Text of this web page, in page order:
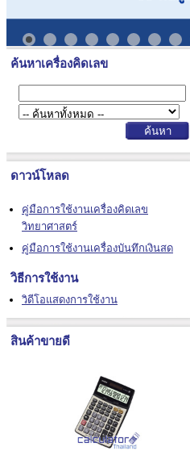
ค้นหาเครื่องคิดเลข
ดาวน์โหลด
คู่มือการใช้งานเครื่องคิดเลข
วิทยาศาสตร์
คู่มือการใช้งานเครื่องบันทึกเงินสด
วิธีการใช้งาน
วิดีโอแสดงการใช้งาน
สินค้าขายดี